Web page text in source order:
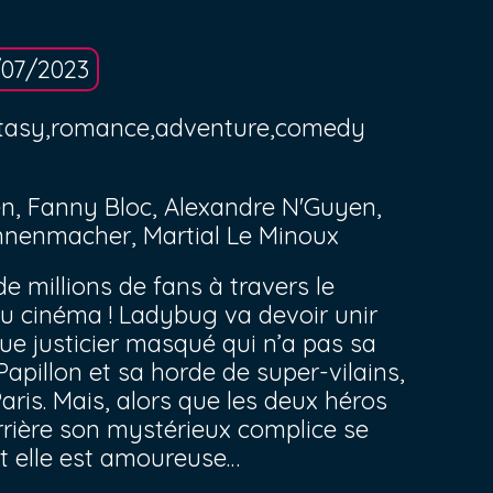
2023
Fanny Bloc, Alexandre N'Guyen,
Martial Le Minoux
millions de fans à travers le
cinéma ! Ladybug va devoir unir
justicier masqué qui n’a pas sa
et sa horde de super-vilains,
Mais, alors que les deux héros
son mystérieux complice se
elle est amoureuse…